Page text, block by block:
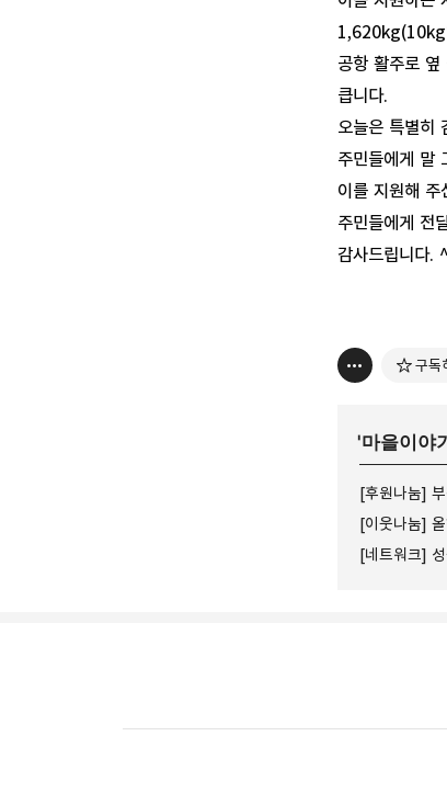
공항 활주로
큽니다.
오늘은 특별히
주민들에게 말
이를 지원해 주
주민들에게 전
감사드립니다.
구독
'마을이야
[후원나눔]
[이웃나눔]
[네트워크]